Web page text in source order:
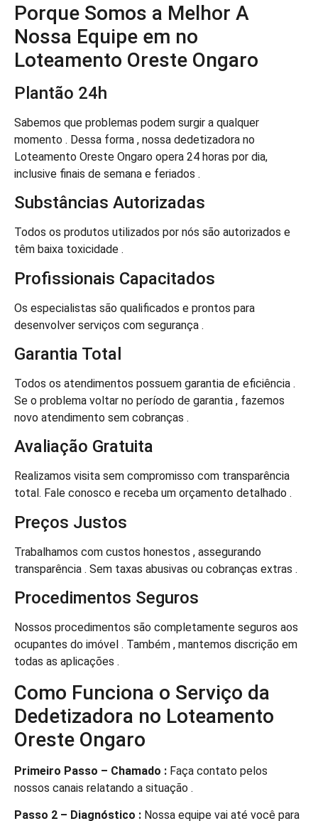
Porque Somos a Melhor A
Nossa Equipe em no
Loteamento Oreste Ongaro
Plantão 24h
Sabemos que problemas podem surgir a qualquer
momento . Dessa forma , nossa dedetizadora no
Loteamento Oreste Ongaro opera 24 horas por dia,
inclusive finais de semana e feriados .
Substâncias Autorizadas
Todos os produtos utilizados por nós são autorizados e
têm baixa toxicidade .
Profissionais Capacitados
Os especialistas são qualificados e prontos para
desenvolver serviços com segurança .
Garantia Total
Todos os atendimentos possuem garantia de eficiência .
Se o problema voltar no período de garantia , fazemos
novo atendimento sem cobranças .
Avaliação Gratuita
Realizamos visita sem compromisso com transparência
total. Fale conosco e receba um orçamento detalhado .
Preços Justos
Trabalhamos com custos honestos , assegurando
transparência . Sem taxas abusivas ou cobranças extras .
Procedimentos Seguros
Nossos procedimentos são completamente seguros aos
ocupantes do imóvel . Também , mantemos discrição em
todas as aplicações .
Como Funciona o Serviço da
Dedetizadora no Loteamento
Oreste Ongaro
Primeiro Passo – Chamado : Faça contato pelos
nossos canais relatando a situação .
Passo 2 – Diagnóstico : Nossa equipe vai até você para